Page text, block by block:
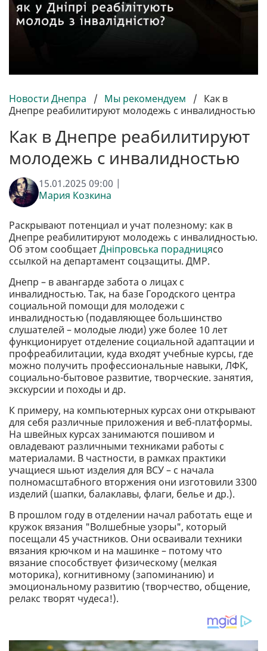
Новости Днепра / Мы рекомендуем / Как в
Днепре реабилитируют молодежь с инвалидностью
Как в Днепре реабилитируют
молодежь с инвалидностью
15.01.2025 09:00 |
Мария Козкина
Раскрывают потенциал и учат полезному: как в
Днепре реабилитируют молодежь с инвалидностью.
Об этом сообщаетДніпровська порадницясо
ссылкой на департамент соцзащиты. ДМР.
Днепр – в авангарде забота о лицах с
инвалидностью. Так, на базе Городского центра
социальной помощи для молодежи с
инвалидностью (подавляющее большинство
слушателей – молодые люди) уже более 10 лет
функционирует отделение социальной адаптации и
профреабилитации, куда входят учебные курсы, где
можно получить профессиональные навыки, ЛФК,
социально-бытовое развитие, творческие. занятия,
экскурсии и походы и др.
К примеру, на компьютерных курсах они открывают
для себя различные приложения и веб-платформы.
На швейных курсах занимаются пошивом и
овладевают различными техниками работы с
материалами. В частности, в рамках практики
учащиеся шьют изделия для ВСУ – с начала
полномасштабного вторжения они изготовили 3300
изделий (шапки, балаклавы, флаги, белье и др.).
В прошлом году в отделении начал работать еще и
кружок вязания "Волшебные узоры", который
посещали 45 участников. Они осваивали техники
вязания крючком и на машинке – потому что
вязание способствует физическому (мелкая
моторика), когнитивному (запоминанию) и
эмоциональному развитию (творчество, общение,
релакс творят чудеса!).